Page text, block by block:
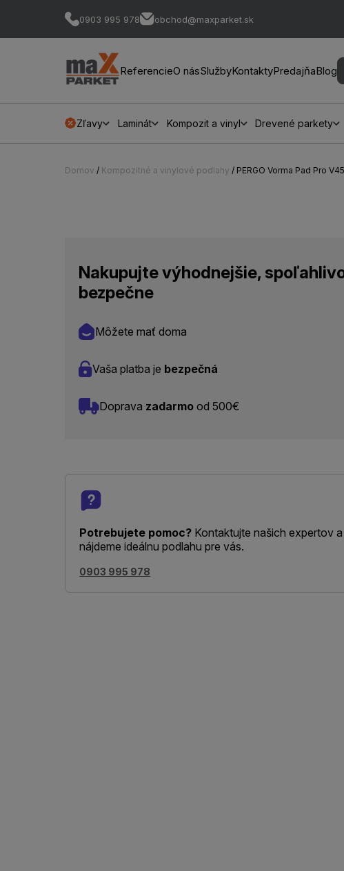
0903 995 978 obchod@maxparket.sk
ReferencieO násSlužbyKontaktyPredajňaBlog
Zľavy Laminát Kompozit a vinyl Drevené parkety
Domov / Kompozitné a vinylové podlahy / PERGO Vorma Pad Pro
Nakupujte výhodnejšie,
bezpečne
Môžete mať doma
Vaša platba je bezpečná
Doprava zadarmo od 500€
Potrebujete pomoc? Kontaktujte našich expertov
nájdeme ideálnu podlahu pre vás.
0903 995 978